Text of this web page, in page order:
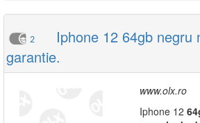
2
Iphone 12 64gb negru
garantie.
www.olx.ro
Iphone 12